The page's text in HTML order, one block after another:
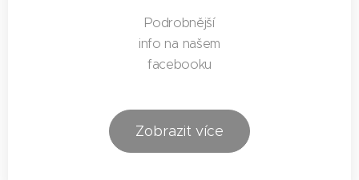
Podrobnější
info na našem
facebooku
Zobrazit více